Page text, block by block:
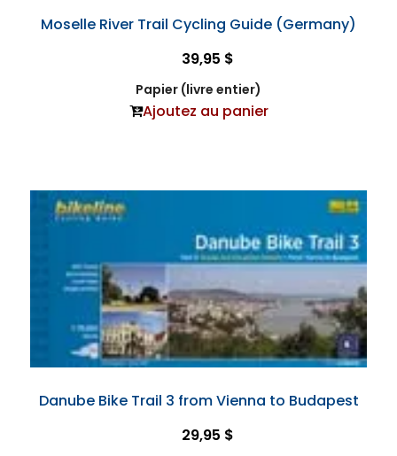
Moselle River Trail Cycling Guide (Germany)
39,95 $
Papier (livre entier)
Ajoutez au panier
Danube Bike Trail 3 from Vienna to Budapest
29,95 $